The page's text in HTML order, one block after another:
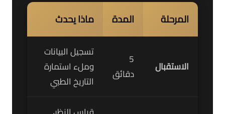
المرحلة المدة ماذا يحدث
الاستقبال
5
دقائق
تسجيل البيانات
وملء استمارة
التاريخ الطبي